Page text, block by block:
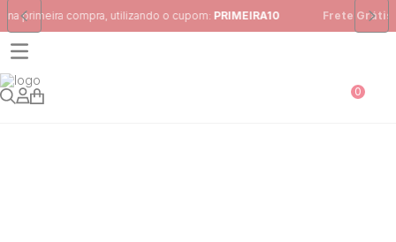
Frete Grátispara região Sudeste em pedidos acima de R$ 399,00
0